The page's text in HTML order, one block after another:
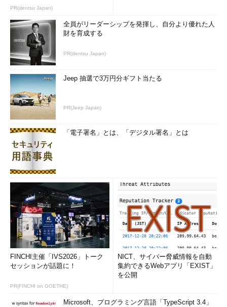
PR(dentsu Japan)
全員がリーダーシップを発揮し、自分より優れた人
財を育成する
PR(dentsu Japan)
Jeep 抽選で3万円分ギフト当たる
PR(Jeep Japan)
「電子署名」とは、「デジタル署名」とは
FINCHI主催「IVS2026」トーク
セッションが話題に！
PR(FINCHI on GOETHE)
NICT、サイバー脅威情報を自動
集約できるWebアプリ「EXIST」
を公開
Microsoft、プログラミング言語「TypeScript 3.4」